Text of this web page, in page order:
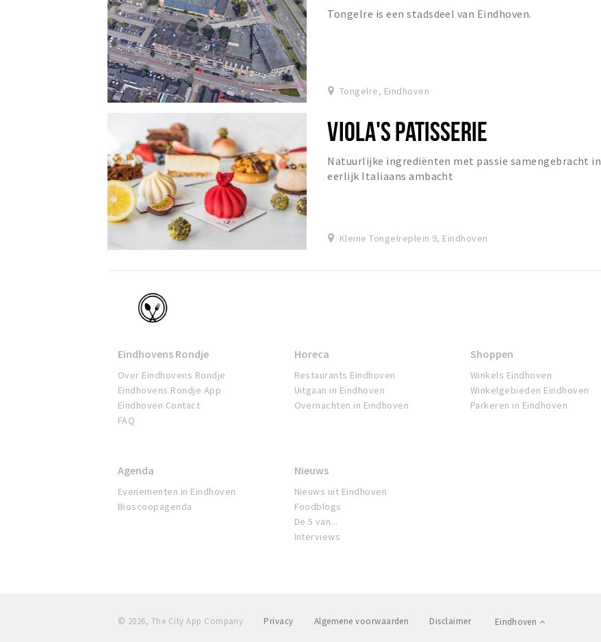
Tongelre is een stadsdeel van Eindhoven.
Tongelre, Eindhoven
VIOLA'S PATISSERIE
Natuurlijke ingrediënten met passie samengebracht in
eerlijk Italiaans ambacht
Kleine Tongelreplein 9, Eindhoven
Eindhoven
Eindhovens Rondje
Over Eindhovens Rondje
Eindhovens Rondje App
Eindhoven Contact
FAQ
Horeca
Restaurants Eindhoven
Uitgaan in Eindhoven
Overnachten in Eindhoven
Shoppen
Winkels Eindhoven
Winkelgebieden Eindhoven
Parkeren in Eindhoven
Agenda
Evenementen in Eindhoven
Bioscoopagenda
Nieuws
Nieuws uit Eindhoven
Foodblogs
De 5 van...
Interviews
Privacy Algemene voorwaarden Disclaimer Eindhoven
© 2026, The City App Company